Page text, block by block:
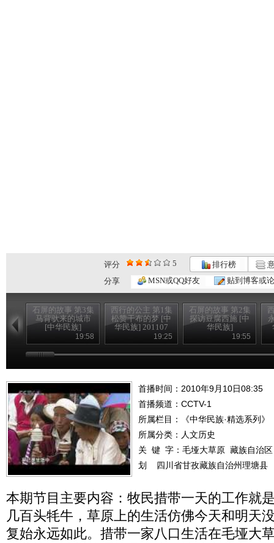
评分 5 排行榜
分享
MSN或QQ好友 贴到博客或
石屏的故事 第3集
马背驮来的城市
[中华民族]
19:58
西行的公主 第1集
松赞干布的梦 [中
华民族] 201107
19:25
石屏的故事 第2集
探访豆腐西施 [中
华民族]
19:55
首播时间：2010年9月10日08:35
首播频道： CCTV-1
所属栏目：
《中华民族·精选系列》
所属分类：人文历史
关 键 字： 毛垭大草原 藏族自治区
划
四川省甘孜藏族自治州理塘县
本期节目主要内容：牧民措带一天的工作就
几百头牦牛，草原上的生活仿佛今天和明天
复始永远如此。措带一家八口生活在毛垭大